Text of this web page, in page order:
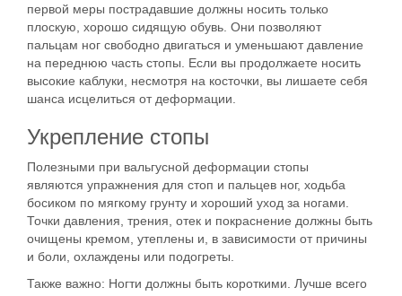
первой меры пострадавшие должны носить только
плоскую, хорошо сидящую обувь. Они позволяют
пальцам ног свободно двигаться и уменьшают давление
на переднюю часть стопы. Если вы продолжаете носить
высокие каблуки, несмотря на косточки, вы лишаете себя
шанса исцелиться от деформации.
Укрепление стопы
Полезными при вальгусной деформации стопы
являются упражнения для стоп и пальцев ног, ходьба
босиком по мягкому грунту и хороший уход за ногами.
Точки давления, трения, отек и покраснение должны быть
очищены кремом, утеплены и, в зависимости от причины
и боли, охлаждены или подогреты.
Также важно: Ногти должны быть короткими. Лучше всего